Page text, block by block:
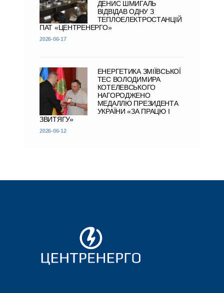
ДЕНИС ШМИГАЛЬ
ВІДВІДАВ ОДНУ З
ТЕПЛОЕЛЕКТРОСТАНЦІЙ
ПАТ «ЦЕНТРЕНЕРГО»
2026-06-17
ЕНЕРГЕТИКА ЗМІЇВСЬКОЇ
ТЕС ВОЛОДИМИРА
КОТЕЛЕВСЬКОГО
НАГОРОДЖЕНО
МЕДАЛЛЮ ПРЕЗИДЕНТА
УКРАЇНИ «ЗА ПРАЦЮ І
ЗВИТЯГУ»
2026-06-12